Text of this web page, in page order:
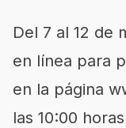
Del 7 al 12 de
en línea para
en la página
las 10:00